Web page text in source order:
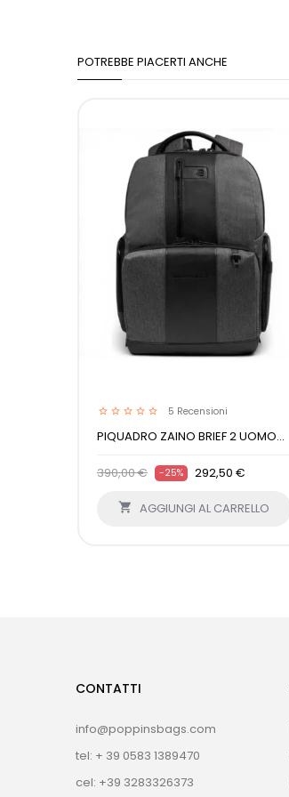
POTREBBE PIACERTI ANCHE
5 Recensioni
PIQUADRO ZAINO BRIEF 2 UOMO...
390,00 € -25% 292,50 €
 AGGIUNGI AL CARRELLO
CONTATTI
info@poppinsbags.com
tel: + 39 0583 1389470
cel: +39 3283326373